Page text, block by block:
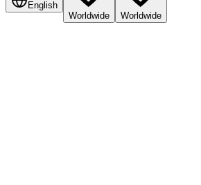
English
Worldwide
Worldwide